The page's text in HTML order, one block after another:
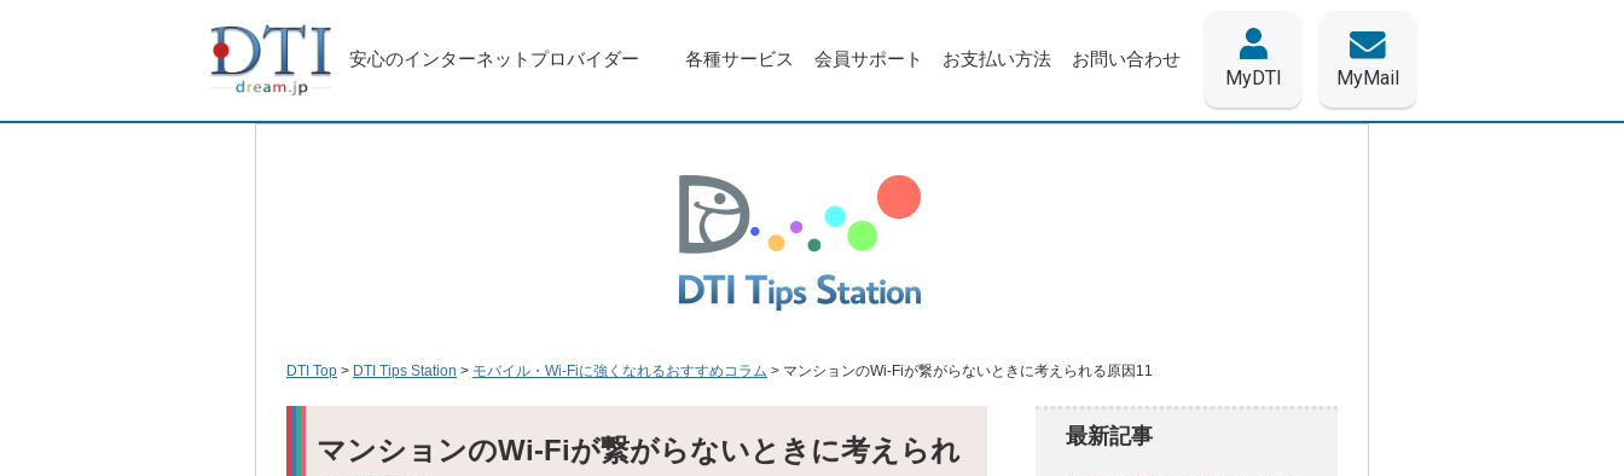
安心のインターネットプロバイダー 各種サービス 会員サポート お支払い方法 お問い合わせ
MyDTI MyMail
DTI Top DTI Tips Station モバイル・Wi-Fiに強くなれるおすすめコラム マンションのWi-Fiが繋がらないときに考えられる原因11
マンションのWi-Fiが繋がらないときに考えられ
最新記事